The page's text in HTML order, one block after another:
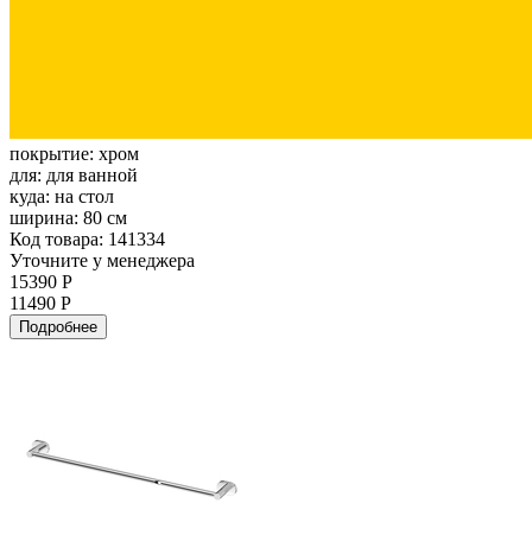
покрытие: хром
для: для ванной
куда: на стол
ширина: 80 см
Код товара: 141334
Уточните у менеджера
15390 Р
11490 Р
Подробнее